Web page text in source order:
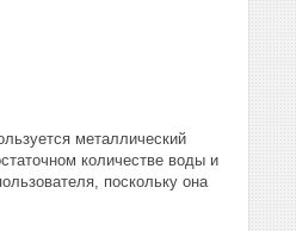
металлический
количестве воды и
поскольку она